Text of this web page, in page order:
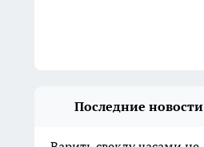
Последние новости